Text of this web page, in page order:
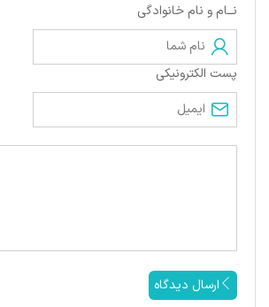
نــام و نام خانوادگی
پست الکترونیکی
ارسال دیدگاه